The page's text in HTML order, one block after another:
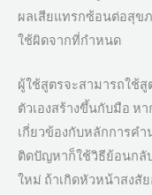
ผลเสียแทรกซ้อนต่อสุข
ใช้ผิดจากที่กำหนด
ผู้ใช้สูตรจะสามารถใช้สู
ตัวเองสร้างขึ้นกับมือ ห
เกี่ยวข้องกับหลักการค
ติดปัญหาก็ใช้วิธีย้อนกลั
ใหม่ ถ้าเกิดหัวหน้าสงสั